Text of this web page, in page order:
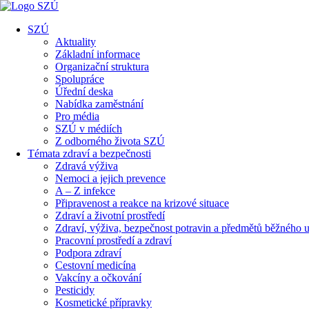
SZÚ
Aktuality
Základní informace
Organizační struktura
Spolupráce
Úřední deska
Nabídka zaměstnání
Pro média
SZÚ v médiích
Z odborného života SZÚ
Témata zdraví a bezpečnosti
Zdravá výživa
Nemoci a jejich prevence
A – Z infekce
Připravenost a reakce na krizové situace
Zdraví a životní prostředí
Zdraví, výživa, bezpečnost potravin a předmětů běžného
Pracovní prostředí a zdraví
Podpora zdraví
Cestovní medicína
Vakcíny a očkování
Pesticidy
Kosmetické přípravky